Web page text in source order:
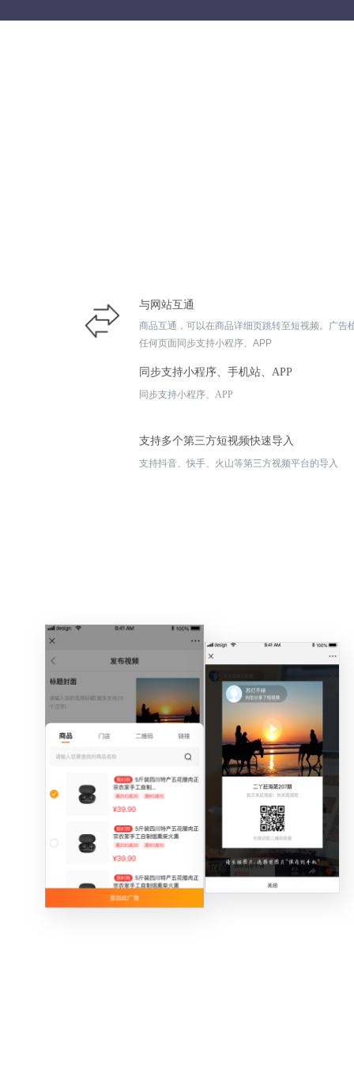
与网站互通
商品互通，可以在商品详细页跳转至短视频。广告
任何页面同步支持小程序、APP
同步支持小程序、手机站、APP
同步支持小程序、APP
支持多个第三方短视频快速导入
支持抖音、快手、火山等第三方视频平台的导入